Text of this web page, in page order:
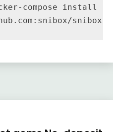
compose install
snibox-